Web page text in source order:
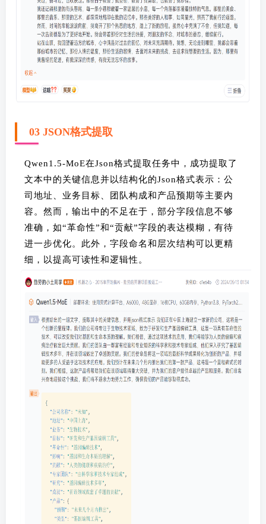
03 JSON格式提取
Qwen1.5-MoE在Json格式提取任务中，成功提取了
文本中的关键信息并以结构化的Json格式表示：公
司地址、业务目标、团队构成和产品预期等主要内
容。然而，输出中的不足在于，部分字段信息不够
准确，如“革命性”和“贡献”字段的表达模糊，有待
进一步优化。此外，字段命名和层次结构可以更精
细，以提高可读性和逻辑性。